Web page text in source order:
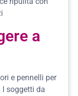
a
e pennelli per
I soggetti da